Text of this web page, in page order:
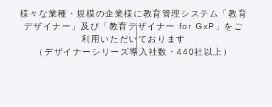
様々な業種・規模の企業様に教育管理システム「教育
デザイナー」及び「教育デザイナー for GxP」をご
利用いただいております
（デザイナーシリーズ導入社数・440社以上）